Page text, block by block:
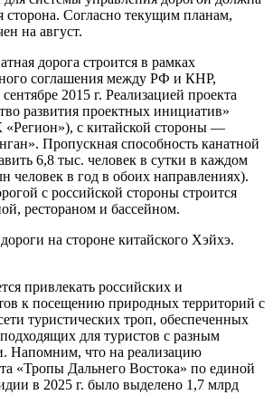
сторона. Согласно текущим планам,
на август.
дорога строится в рамках
соглашения между РФ и КНР,
2015 г. Реализацией проекта
развития проектных инициатив»
с китайской стороны —
Пропускная способность канатной
6,8 тыс. человек в сутки в каждом
человек в год в обоих направлениях).
с российской стороны строится
рестораном и бассейном.
на стороне китайского Хэйхэ.
привлекать российских и
к посещению природных территорий с
туристических троп, обеспеченных
для туристов с разным
Напомним, что на реализацию
«Тропы Дальнего Востока» по единой
в 2025 г. было выделено 1,7 млрд